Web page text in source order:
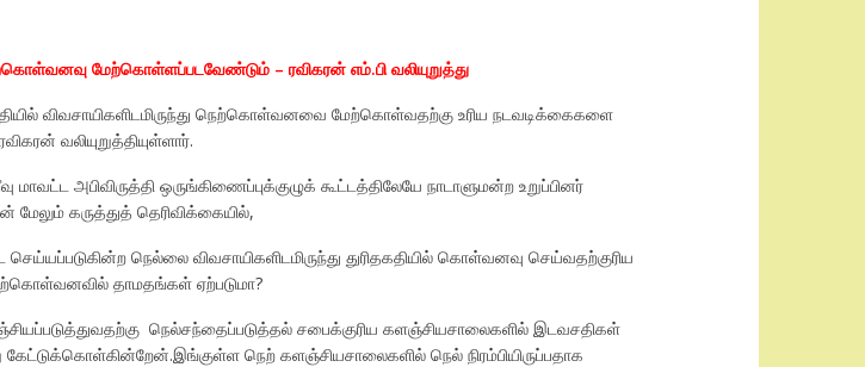
மேற்கொள்ளப்படவேண்டும் – ரவிகரன் எம்.பி வலியுறுத்து
விவசாயிகளிடமிருந்து நெற்கொள்வனவை மேற்கொள்வதற்கு உரிய நடவடிக்கைகளை
வலியுறுத்தியுள்ளார்.
அபிவிருத்தி ஒருங்கிணைப்புக்குழுக் கூட்டத்திலேயே நாடாளுமன்ற உறுப்பினர்
மேலும் கருத்துத் தெரிவிக்கையில்,
நெல்லை விவசாயிகளிடமிருந்து துரிதகதியில் கொள்வனவு செய்வதற்குரிய
தாமதங்கள் ஏற்படுமா?
நெல்சந்தைப்படுத்தல் சபைக்குரிய களஞ்சியசாலைகளில் இடவசதிகள்
நெற் களஞ்சியசாலைகளில் நெல் நிரம்பியிருப்பதாக